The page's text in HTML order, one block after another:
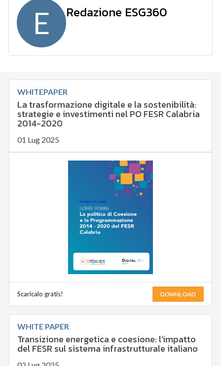
E Redazione ESG360
WHITEPAPER
La trasformazione digitale e la sostenibilità:
strategie e investimenti nel PO FESR Calabria
2014-2020
01 Lug 2025
Scaricalo gratis! DOWNLOAD
WHITE PAPER
Transizione energetica e coesione: l’impatto
del FESR sul sistema infrastrutturale italiano